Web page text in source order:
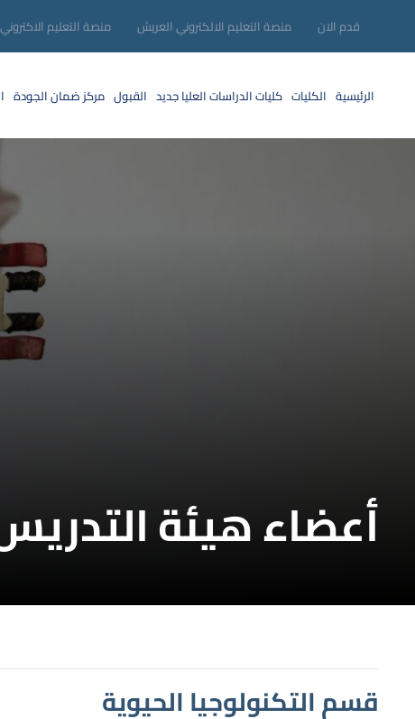
قدم الان منصة التعليم الالكتروني العريش منصة التعليم
الرئيسية الكليات كليات الدراسات العلياجديد القبول مركز ضمان الجودة
أعضاء هيئة
قسم التكنولوجيا الحيوية